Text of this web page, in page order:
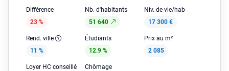
Différence
23 %
Nb. d'habitants
51 640
Niv. de vie/hab
17 300 €
Rend. ville
11 %
Étudiants
12.9 %
Prix au m²
2 085
Loyer HC conseillé
Chômage